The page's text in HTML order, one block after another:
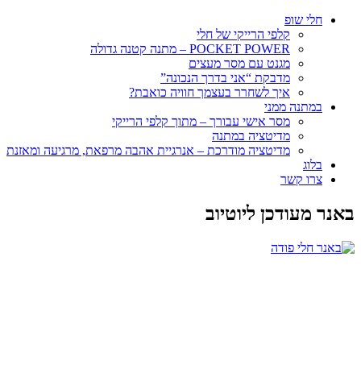
חלי שופ
קלפי הרייקי של חלי
POCKET POWER – מתנה קטנה גדולה
מגנט עם מסר מעצים
מדבקת “אני בדרך הנכונה”
איך לשחרר בעצמך חוויה כואבת?
במתנה ממני
מסר אישי עבורך – מתוך קלפי הרייקי
מדיטציה במתנה
מדיטציה מודרכת – אנרגיית אהבה מרפאת, מרגיעה ומאזנת
בלוג
צרו קשר
באנר מעודכן ליוטיוב